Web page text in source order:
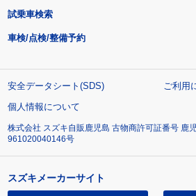
試乗車検索
車検/点検/整備予約
安全データシート(SDS)
ご利用
個人情報について
株式会社 スズキ自販鹿児島 古物商許可証番号 鹿
961020040146号
スズキメーカーサイト